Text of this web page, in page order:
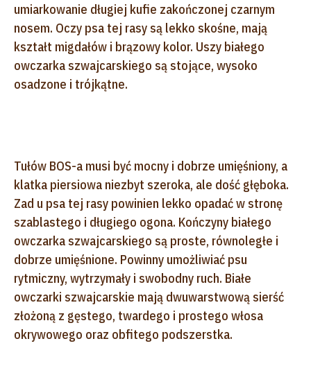
umiarkowanie długiej kufie zakończonej czarnym
nosem. Oczy psa tej rasy są lekko skośne, mają
kształt migdałów i brązowy kolor. Uszy białego
owczarka szwajcarskiego są stojące, wysoko
osadzone i trójkątne.
Tułów BOS-a musi być mocny i dobrze umięśniony, a
klatka piersiowa niezbyt szeroka, ale dość głęboka.
Zad u psa tej rasy powinien lekko opadać w stronę
szablastego i długiego ogona. Kończyny białego
owczarka szwajcarskiego są proste, równoległe i
dobrze umięśnione. Powinny umożliwiać psu
rytmiczny, wytrzymały i swobodny ruch. Białe
owczarki szwajcarskie mają dwuwarstwową sierść
złożoną z gęstego, twardego i prostego włosa
okrywowego oraz obfitego podszerstka.